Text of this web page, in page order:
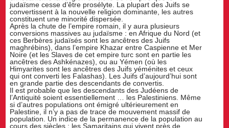
judaïsme cesse d’être prosélyte. La plupart des Juifs se
convertissent à la nouvelle religion dominante, les autres
constituent une minorité dispersée.
Après la chute de l’empire romain, il y aura plusieurs
conversions massives au judaïsme : en Afrique du Nord (et
ces Berbères judaïsés sont les ancêtres des Juifs
maghrébins), dans l’empire Khazar entre Caspienne et Mer
Noire (et les Slaves de cet empire turc sont en partie les
ancêtres des Ashkénazes), ou au Yémen (où les
Himyarites sont les ancêtres des Juifs yéménites et ceux
qui ont converti les Falashas). Les Juifs d’aujourd’hui sont
en grande partie des descendants de convertis.
Il est probable que les descendants des Judéens de
l’Antiquité soient essentiellement … les Palestiniens. Même
si d’autres populations ont émigré ultérieurement en
Palestine, il n’y a pas de trace de mouvement massif de
population. Un indice de la permanence de la population au
cours des siècles : les Samaritains qui vivent près de